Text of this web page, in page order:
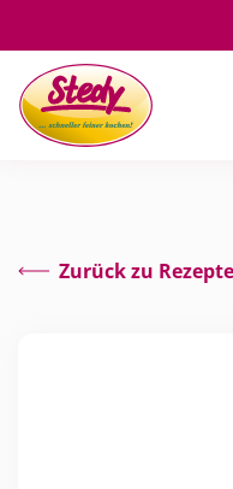
Zurück zu Rezepte